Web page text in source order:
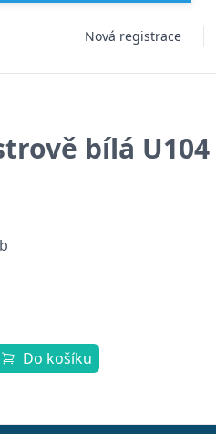
Nová registrace
bílá U104
Do košíku